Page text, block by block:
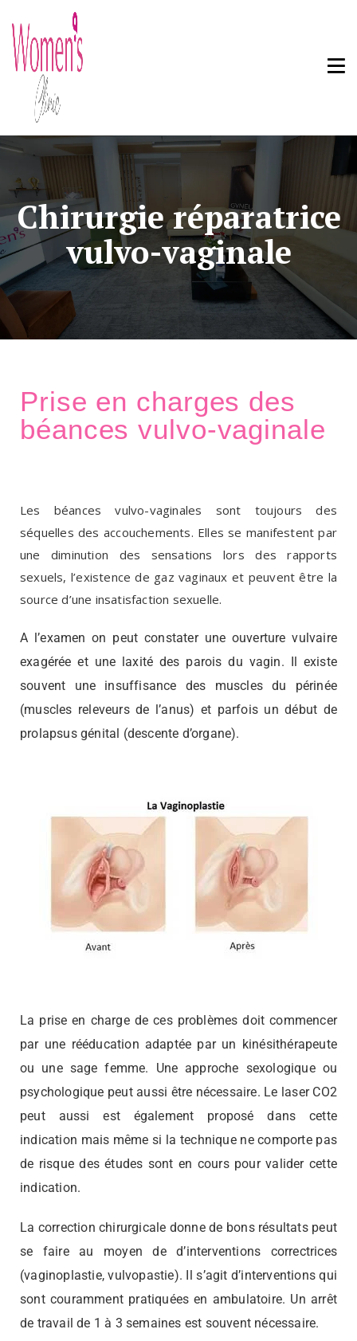
Chirurgie réparatrice
vulvo-vaginale
Prise en charges des
béances vulvo-vaginale
Les béances vulvo-vaginales sont toujours des
séquelles des accouchements. Elles se manifestent par
une diminution des sensations lors des rapports
sexuels, l’existence de gaz vaginaux et peuvent être la
source d’une insatisfaction sexuelle.
A l’examen on peut constater une ouverture vulvaire
exagérée et une laxité des parois du vagin. Il existe
souvent une insuffisance des muscles du périnée
(muscles releveurs de l’anus) et parfois un début de
prolapsus génital (descente d’organe).
La prise en charge de ces problèmes doit commencer
par une rééducation adaptée par un kinésithérapeute
ou une sage femme. Une approche sexologique ou
psychologique peut aussi être nécessaire. Le laser CO2
peut aussi est également proposé dans cette
indication mais même si la technique ne comporte pas
de risque des études sont en cours pour valider cette
indication.
La correction chirurgicale donne de bons résultats peut
se faire au moyen de d’interventions correctrices
(vaginoplastie, vulvopastie). Il s’agit d’interventions qui
sont couramment pratiquées en ambulatoire. Un arrêt
de travail de 1 à 3 semaines est souvent nécessaire.